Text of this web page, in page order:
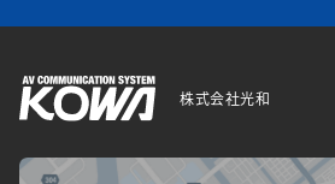
株式会社光和